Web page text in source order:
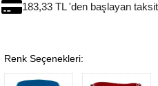
183,33 TL 'den başlayan
Renk Seçenekleri: